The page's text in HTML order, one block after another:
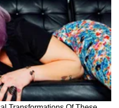
प्रवास आरामदायक